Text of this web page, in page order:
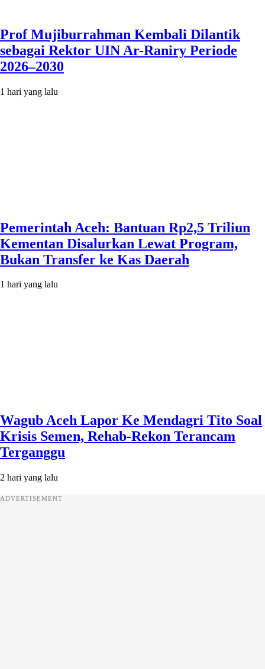
Prof Mujiburrahman Kembali Dilantik
sebagai Rektor UIN Ar-Raniry Periode
2026–2030
1 hari yang lalu
Pemerintah Aceh: Bantuan Rp2,5 Triliun
Kementan Disalurkan Lewat Program,
Bukan Transfer ke Kas Daerah
1 hari yang lalu
Wagub Aceh Lapor Ke Mendagri Tito Soal
Krisis Semen, Rehab-Rekon Terancam
Terganggu
2 hari yang lalu
ADVERTISEMENT